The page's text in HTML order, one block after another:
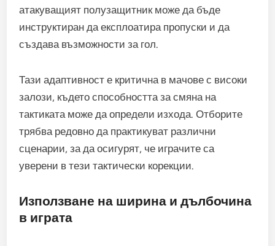
атакуващият полузащитник може да бъде
инструктиран да експлоатира пропуски и да
създава възможности за гол.
Тази адаптивност е критична в мачове с високи
залози, където способността за смяна на
тактиката може да определи изхода. Отборите
трябва редовно да практикуват различни
сценарии, за да осигурят, че играчите са
уверени в тези тактически корекции.
Използване на ширина и дълбочина
в играта